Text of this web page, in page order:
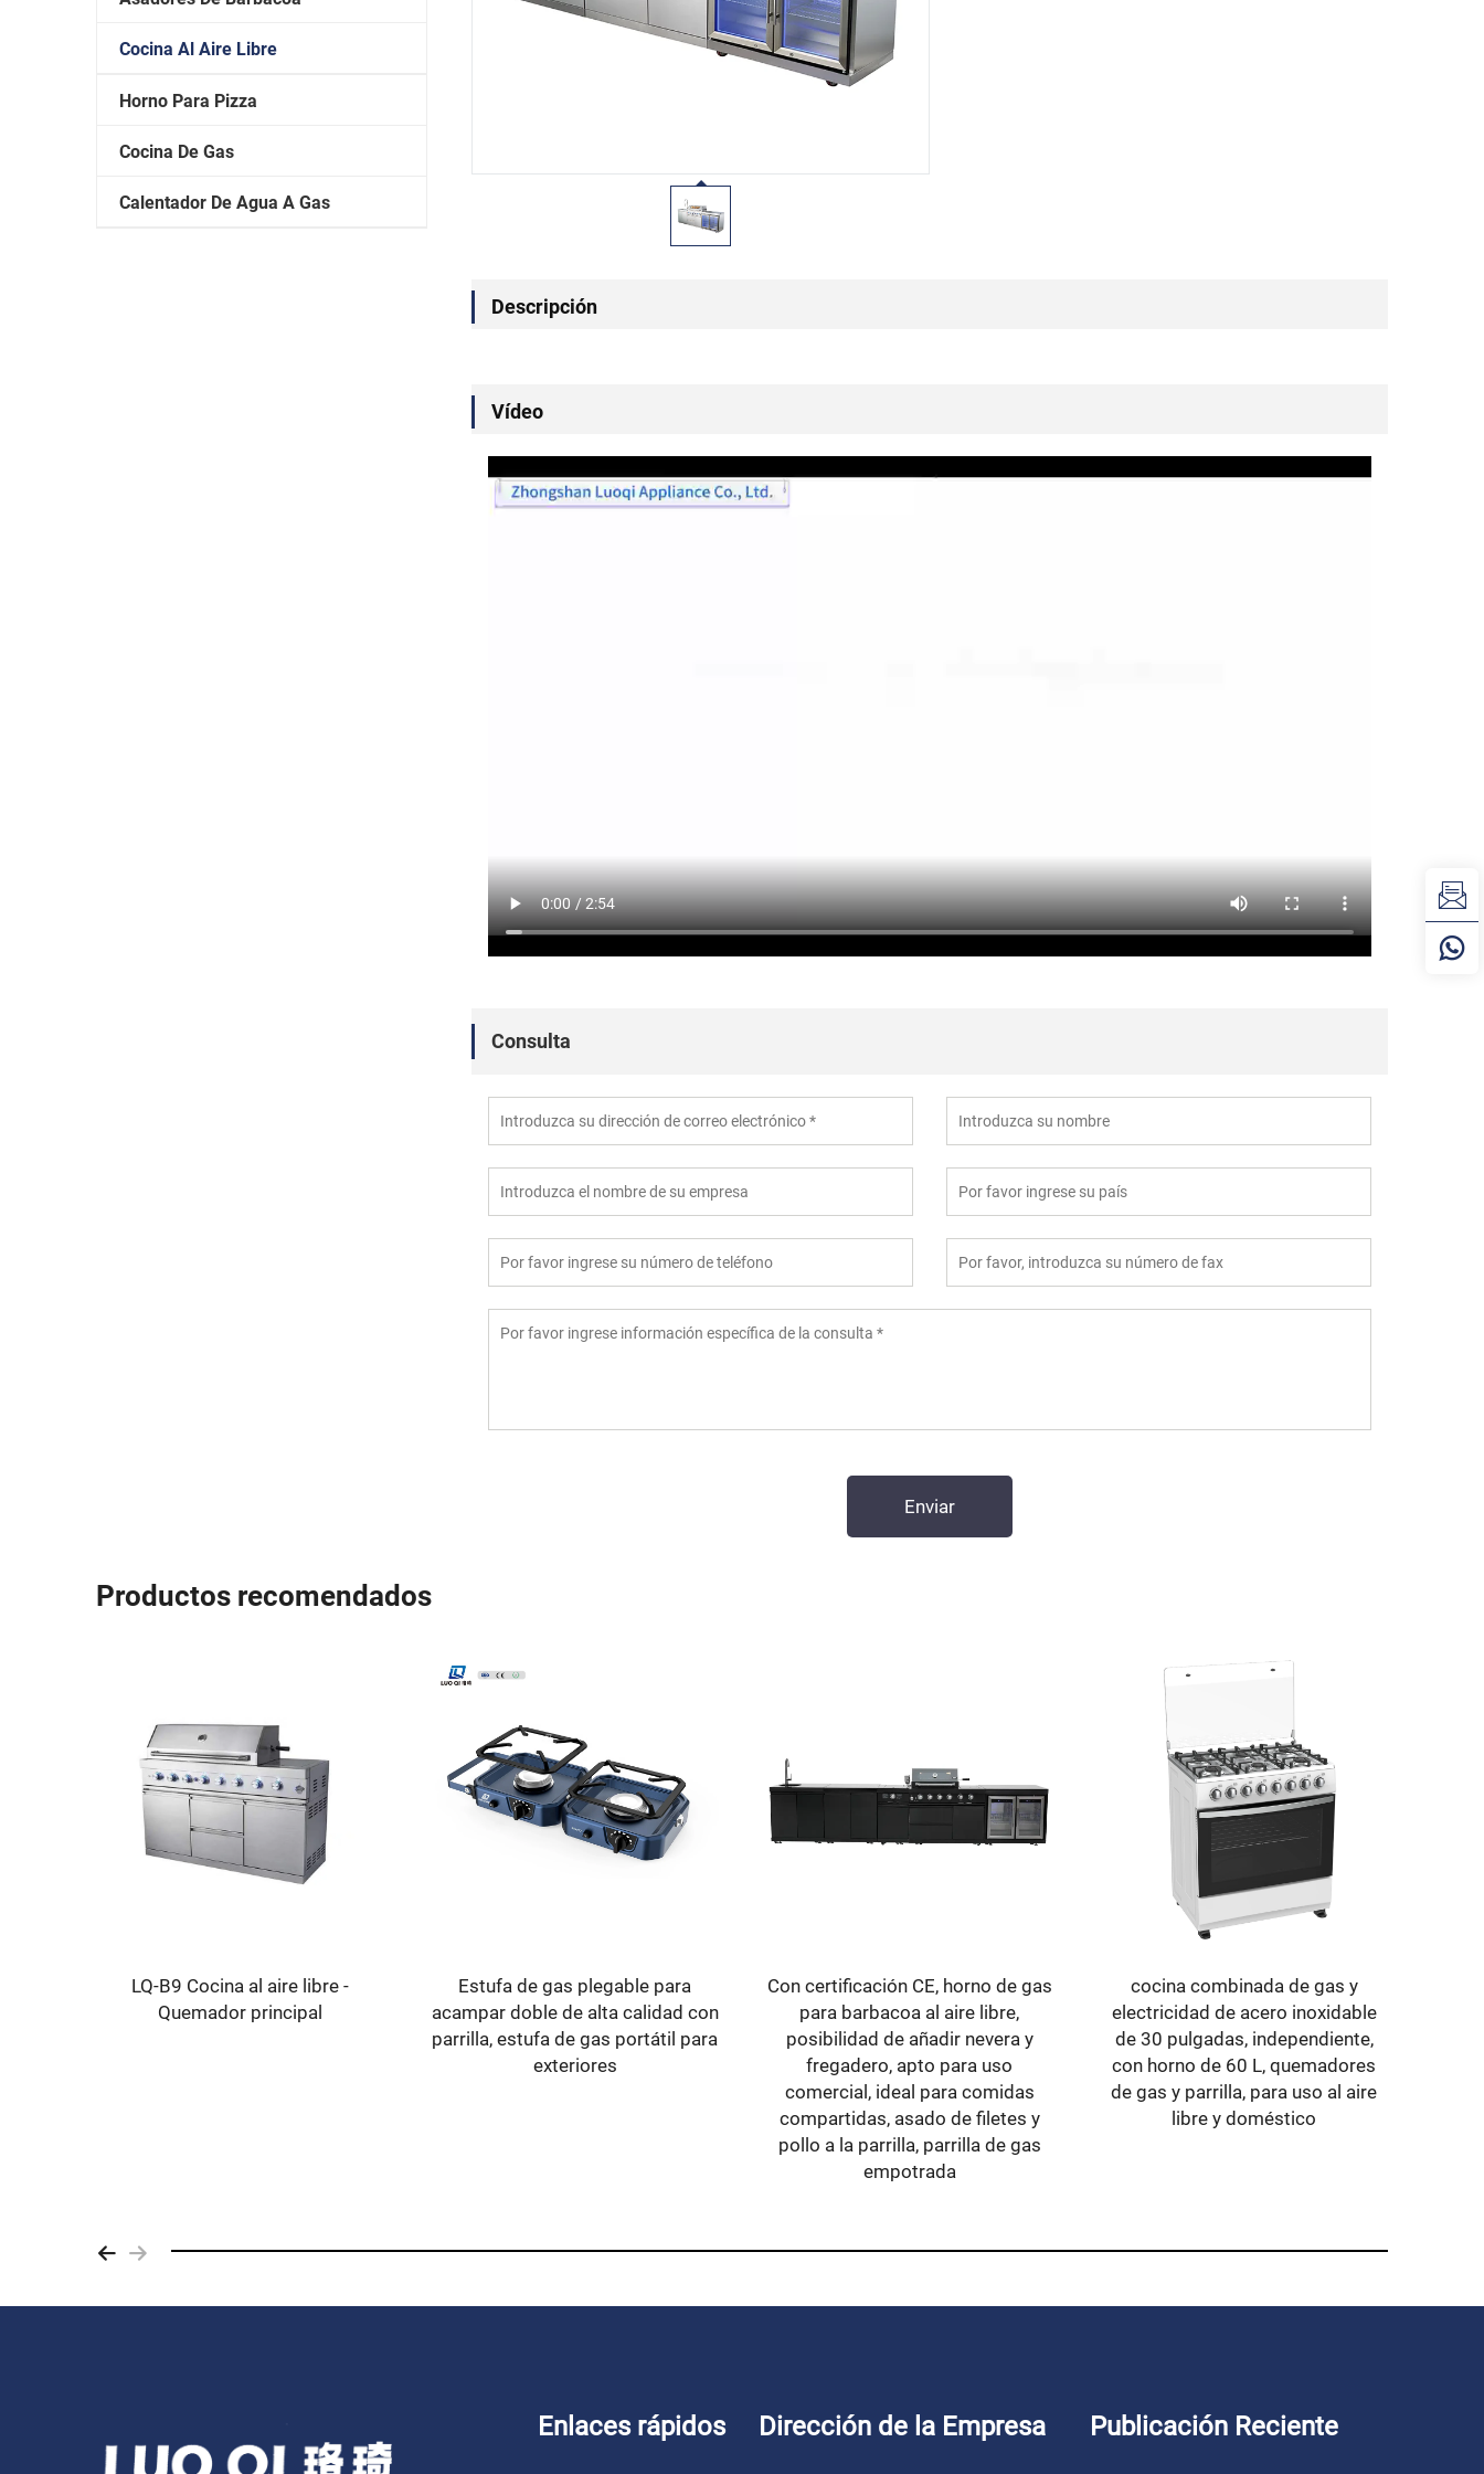
Cocina Al Aire Libre
Horno Para Pizza
Cocina De Gas
Calentador De Agua A Gas
Descripción
Vídeo
Consulta
Productos recomendados
LQ-B9 Cocina al aire libre -
Quemador principal
Estufa de gas plegable para
acampar doble de alta calidad con
parrilla, estufa de gas portátil para
exteriores
Con certificación CE, horno de gas
para barbacoa al aire libre,
posibilidad de añadir nevera y
fregadero, apto para uso
comercial, ideal para comidas
compartidas, asado de filetes y
pollo a la parrilla, parrilla de gas
empotrada
cocina combinada de gas y
electricidad de acero inoxidable
de 30 pulgadas, independiente,
con horno de 60 L, quemadores
de gas y parrilla, para uso al aire
libre y doméstico
Enlaces rápidos Dirección de la Empresa Publicación Reciente